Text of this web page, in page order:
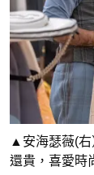
▲安海瑟薇(右
還貴，喜愛時